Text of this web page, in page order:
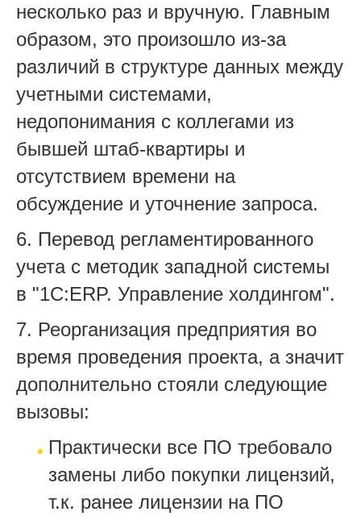
несколько раз и вручную. Главным
образом, это произошло из-за
различий в структуре данных между
учетными системами,
недопонимания с коллегами из
бывшей штаб-квартиры и
отсутствием времени на
обсуждение и уточнение запроса.
6. Перевод регламентированного
учета с методик западной системы
в "1С:ERP. Управление холдингом".
7. Реорганизация предприятия во
время проведения проекта, а значит
дополнительно стояли следующие
вызовы:
Практически все ПО требовало
замены либо покупки лицензий,
т.к. ранее лицензии на ПО